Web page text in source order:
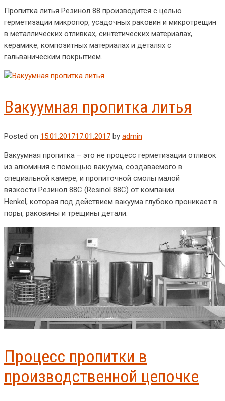
Пропитка литья Резинол 88 производится с целью
герметизации микропор, усадочных раковин и микротрещин
в металлических отливках, синтетических материалах,
керамике, композитных материалах и деталях с
гальваническим покрытием.
Вакуумная пропитка литья
Posted on 15.01.201717.01.2017 by admin
Вакуумная пропитка – это не процесс герметизации отливок
из алюминия с помощью вакуума, создаваемого в
специальной камере, и пропиточной смолы малой
вязкости Резинол 88С (Resinol 88C) от компании
Henkel, которая под действием вакуума глубоко проникает в
поры, раковины и трещины детали.
Процесс пропитки в
производственной цепочке